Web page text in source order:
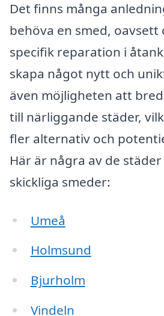
Det finns många
behöva en smed, oavsett
specifik reparation i
skapa något nytt och
även möjligheten att
till närliggande städer,
fler alternativ och
Här är några av de
skickliga smeder:
Umeå
Holmsund
Bjurholm
Vindeln